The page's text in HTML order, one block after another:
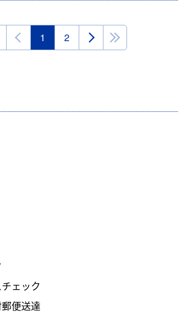
1 2
ェック
便送達